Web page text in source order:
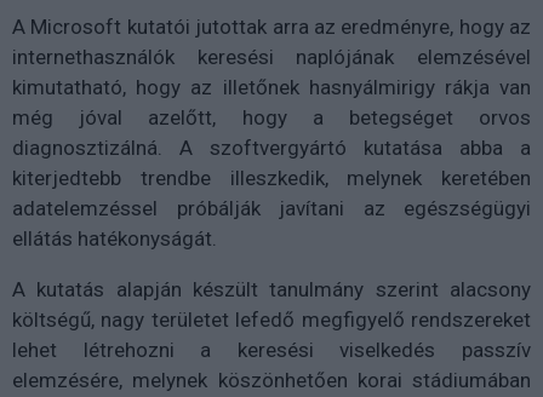
A Microsoft kutatói jutottak arra az eredményre, hogy az
internethasználók keresési naplójának elemzésével
kimutatható, hogy az illetőnek hasnyálmirigy rákja van
még jóval azelőtt, hogy a betegséget orvos
diagnosztizálná. A szoftvergyártó kutatása abba a
kiterjedtebb trendbe illeszkedik, melynek keretében
adatelemzéssel próbálják javítani az egészségügyi
ellátás hatékonyságát.
A kutatás alapján készült tanulmány szerint alacsony
költségű, nagy területet lefedő megfigyelő rendszereket
lehet létrehozni a keresési viselkedés passzív
elemzésére, melynek köszönhetően korai stádiumában